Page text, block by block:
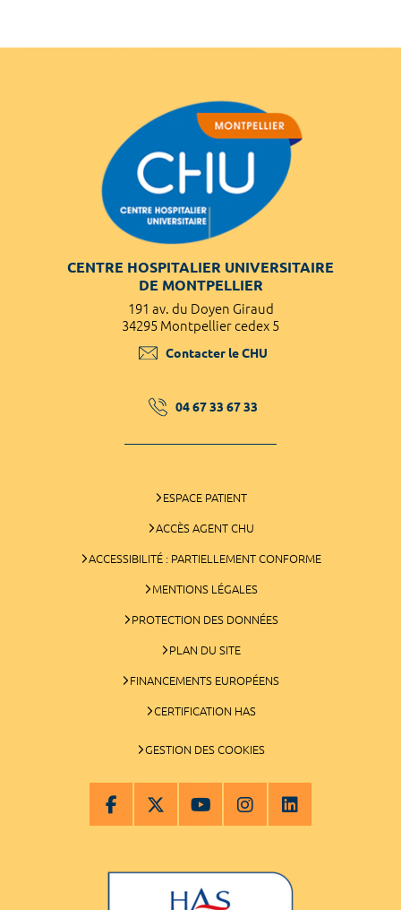
CENTRE HOSPITALIER UNIVERSITAIRE
DE MONTPELLIER
191 av. du Doyen Giraud
34295 Montpellier cedex 5
Contacter le CHU
04 67 33 67 33
ESPACE PATIENT
ACCÈS AGENT CHU
ACCESSIBILITÉ : PARTIELLEMENT CONFORME
MENTIONS LÉGALES
PROTECTION DES DONNÉES
PLAN DU SITE
FINANCEMENTS EUROPÉENS
CERTIFICATION HAS
GESTION DES COOKIES